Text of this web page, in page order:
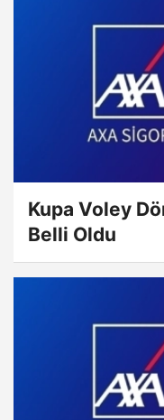
Kupa Voley
Belli Oldu